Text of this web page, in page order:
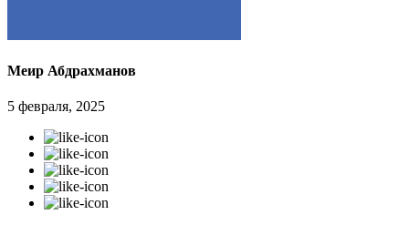
Меир Абдрахманов
5 февраля, 2025